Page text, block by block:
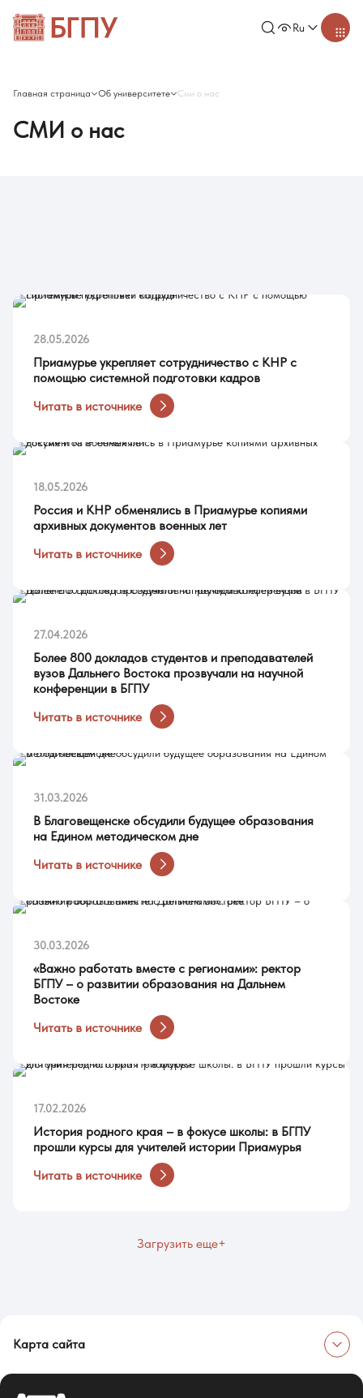
Ru
Главная страница Об университете Сми о нас
СМИ о нас
28.05.2026
Приамурье укрепляет сотрудничество с КНР с
помощью системной подготовки кадров
Читать в источнике
18.05.2026
Россия и КНР обменялись в Приамурье копиями
архивных документов военных лет
Читать в источнике
27.04.2026
Более 800 докладов студентов и преподавателей
вузов Дальнего Востока прозвучали на научной
конференции в БГПУ
Читать в источнике
31.03.2026
В Благовещенске обсудили будущее образования
на Едином методическом дне
Читать в источнике
30.03.2026
«Важно работать вместе с регионами»: ректор
БГПУ – о развитии образования на Дальнем
Востоке
Читать в источнике
17.02.2026
История родного края – в фокусе школы: в БГПУ
прошли курсы для учителей истории Приамурья
Читать в источнике
Загрузить еще+
Карта сайта